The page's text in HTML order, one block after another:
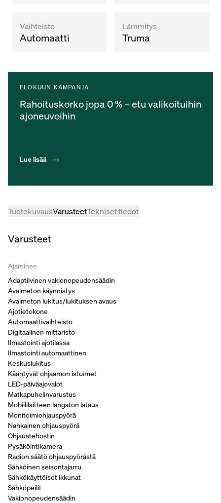
Vaihteisto
Automaatti
Lämmitys
Truma
ELOKUUN KAMPANJA
Rahoituskorko jopa 0 % – etu valikoituihin
ajoneuvoihin
Lue lisää
TuotekuvausVarusteetTekniset tiedot
Varusteet
Ajaminen
Adaptiivinen vakionopeudensäädin
Avaimeton käynnistys
Avaimeton lukitus/lukituksen avaus
Ajotietokone
Automaattivaihteisto
Digitaalinen mittaristo
Ilmastointi ajotilassa
Ilmastointi automaattinen
Keskuslukitus
Kääntyvät ohjaamon istuimet
LED-päiväajovalot
Matkapuhelinvarustus
Mobiililaitteen langaton lataus
Monitoimiohjauspyörä
Nahkainen ohjauspyörä
Ohjaustehostin
Pysäköintikamera
Radion säätö ohjauspyörästä
Sähköinen seisontajarru
Sähkökäyttöiset ikkunat
Sähköpeilit
Vakionopeudensäädin